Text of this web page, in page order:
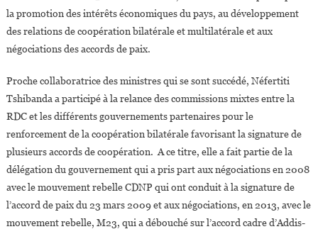
la promotion des intérêts économiques du pays, au développement
des relations de coopération bilatérale et multilatérale et aux
négociations des accords de paix.
Proche collaboratrice des ministres qui se sont succédé, Néfertiti
Tshibanda a participé à la relance des commissions mixtes entre la
RDC et les différents gouvernements partenaires pour le
renforcement de la coopération bilatérale favorisant la signature de
plusieurs accords de coopération. A ce titre, elle a fait partie de la
délégation du gouvernement qui a pris part aux négociations en 2008
avec le mouvement rebelle CDNP qui ont conduit à la signature de
l’accord de paix du 23 mars 2009 et aux négociations, en 2013, avec le
mouvement rebelle, M23, qui a débouché sur l’accord cadre d’Addis-